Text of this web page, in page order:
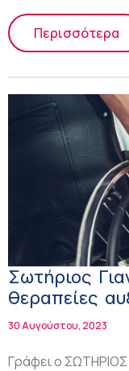
Περισσότερα
Σωτήριος
θεραπείες
επιβίωσης
30 Αυγούστου, 2023
Γράφει ο